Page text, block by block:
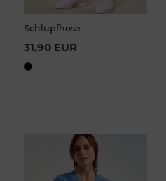
Schlupfhose
31,90 EUR